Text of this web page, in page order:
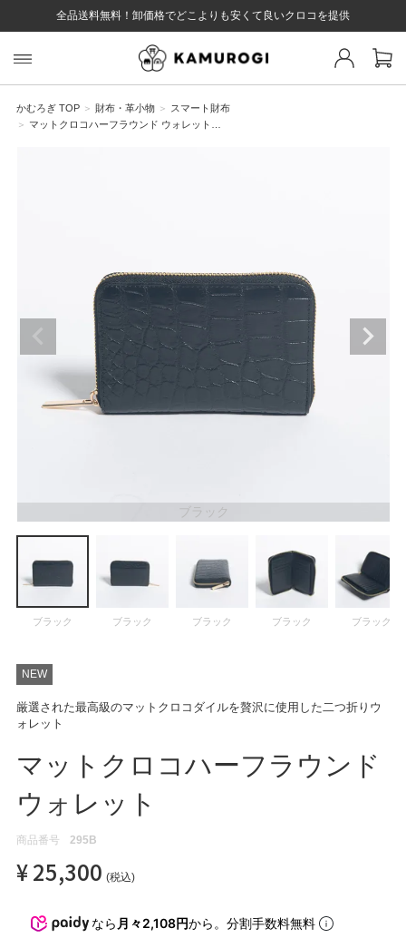
全品送料無料！卸価格でどこよりも安くて良いクロコを提供
ト 様
#キーワードキーワード #キーワ #キー
布・革小物
ディース
ランド
ンキング
戻る
かむろぎ TOP 財布・革小物
スマート財布
マットクロコハーフラウンド ウォレット…
ブラック
ブラック ブラック ブラック ブラック ブラック
NEW
厳選された最高級のマットクロコダイルを贅沢に使用した二つ折りウ
ォレット
マットクロコハーフラウンド
ウォレット
商品番号 295B
¥25,300 税込
なら 月々2,108円から。分割手数料無料